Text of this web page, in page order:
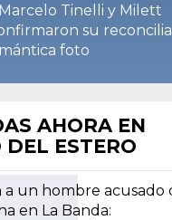
Marcelo Tinelli y Milett
su
foto
AHORA EN
ESTERO
un hombre acusado
en La Banda: